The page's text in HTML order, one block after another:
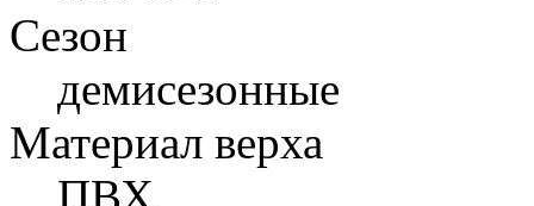
Сезон
демисезонные
Материал верха